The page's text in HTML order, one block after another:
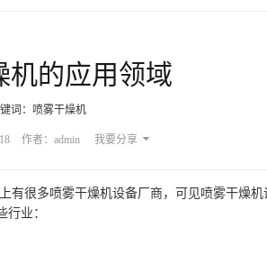
机的应用领域
词：喷雾干燥机
作者：admin 我要分享
很多喷雾干燥机设备厂商，可见喷雾干燥机
业：